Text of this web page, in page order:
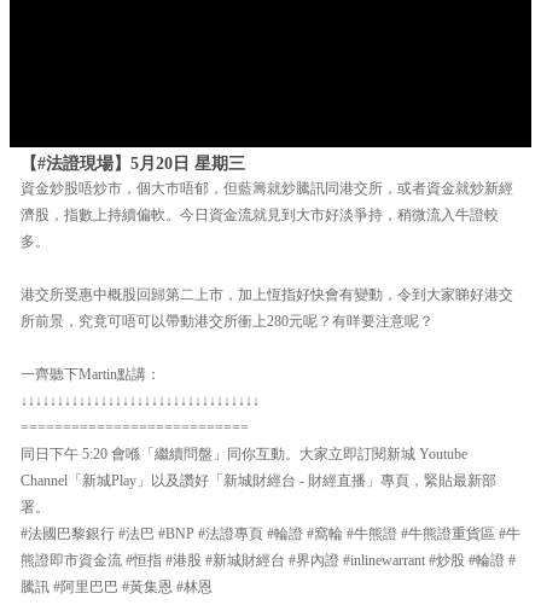
【#法證現場】5月20日 星期三
資金炒股唔炒市，個大市唔郁，但藍籌就炒騰訊同港交所，或者資金就炒新經
濟股，指數上持續偏軟。今日資金流就見到大市好淡爭持，稍微流入牛證較
多。
港交所受惠中概股回歸第二上市，加上恆指好快會有變動，令到大家睇好港交
所前景，究竟可唔可以帶動港交所衝上280元呢？有咩要注意呢？
一齊聽下Martin點講：
↓↓↓↓↓↓↓↓↓↓↓↓↓↓↓↓↓↓↓↓↓↓↓↓↓↓↓↓↓↓↓↓↓
===========================
同日下午 5:20 會喺「繼續問盤」同你互動。大家立即訂閱新城 Youtube
Channel「新城Play」以及讚好「新城財經台 - 財經直播」專頁，緊貼最新部
署。
#法國巴黎銀行 #法巴 #BNP #法證專頁 #輪證 #窩輪 #牛熊證 #牛熊證重貨區 #牛
熊證即市資金流 #恒指 #港股 #新城財經台 #界內證 #inlinewarrant #炒股 #輪證 #
騰訊 #阿里巴巴 #黃集恩 #林恩